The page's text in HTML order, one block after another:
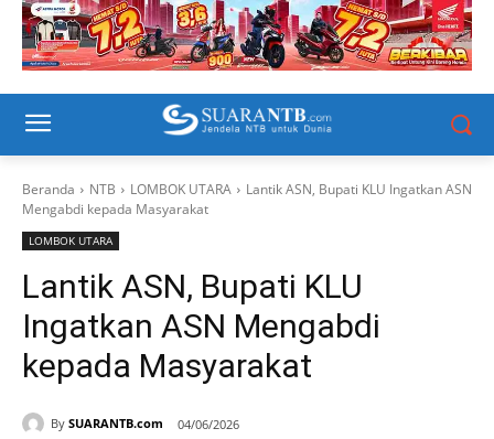
Beranda NTB LOMBOK UTARA
Lantik ASN, Bupati KLU Ingatkan ASN
Mengabdi kepada Masyarakat
LOMBOK UTARA
Lantik ASN, Bupati KLU
Ingatkan ASN Mengabdi
kepada Masyarakat
By SUARANTB.com 04/06/2026